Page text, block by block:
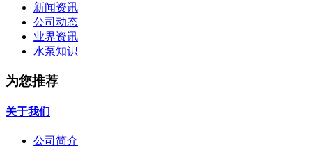
新闻资讯
公司动态
业界资讯
水泵知识
为您推荐
关于我们
公司简介